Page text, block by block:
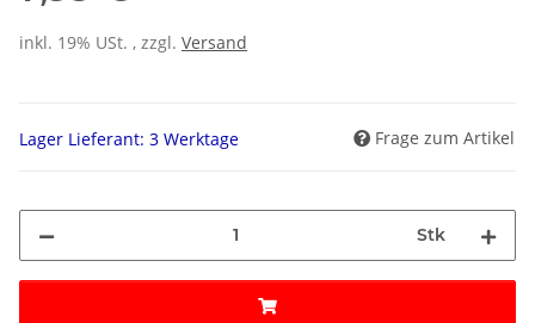
inkl. 19% USt. , zzgl. Versand
Lager Lieferant: 3 Werktage Frage zum Artikel
Stk